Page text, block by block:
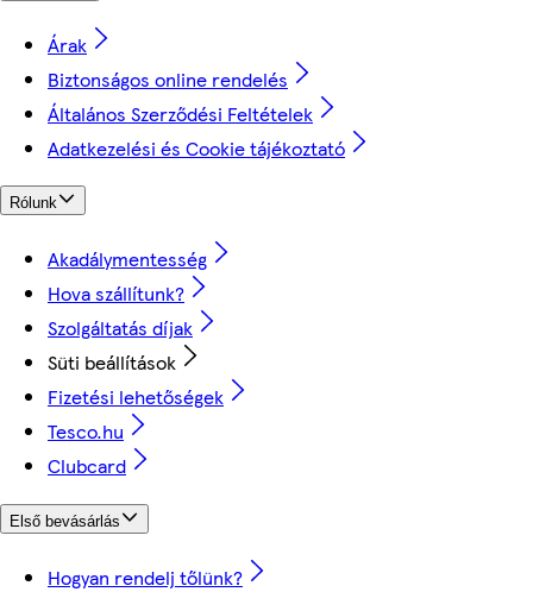
Árak
Biztonságos online rendelés
Általános Szerződési Feltételek
Adatkezelési és Cookie tájékoztató
Rólunk
Akadálymentesség
Hova szállítunk?
Szolgáltatás díjak
Süti beállítások
Fizetési lehetőségek
Tesco.hu
Clubcard
Első bevásárlás
Hogyan rendelj tőlünk?